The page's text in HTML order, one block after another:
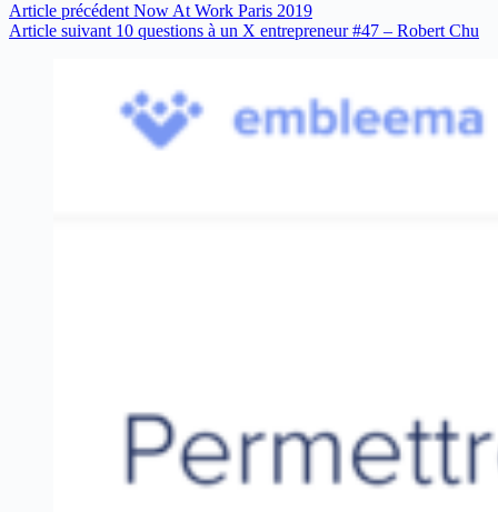
Article précédent Now At Work Paris 2019
Article suivant 10 questions à un X entrepreneur #47 – Robert Chu